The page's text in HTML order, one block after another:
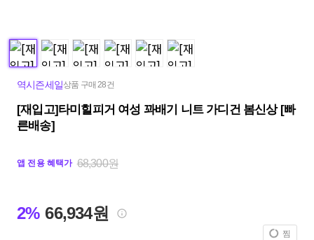
역시즌세일상품 구매 28건
[재입고]타미힐피거 여성 꽈배기 니트 가디건 봄신상 [빠
른배송️]
앱 전용 혜택가 68,300원
2% 66,934원
찜